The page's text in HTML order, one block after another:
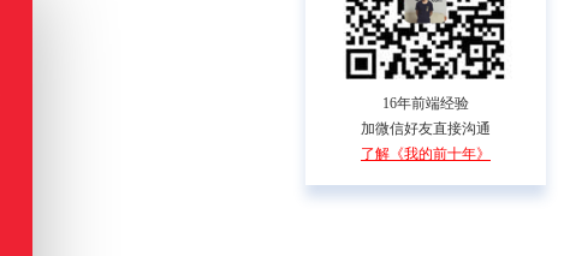
16年前端经验
加微信好友直接沟通
了解《我的前十年》